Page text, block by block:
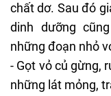
chất dơ. Sau đó
dinh dưỡng
những đoạn nhỏ
- Gọt vỏ củ gừng,
những lát mỏng,